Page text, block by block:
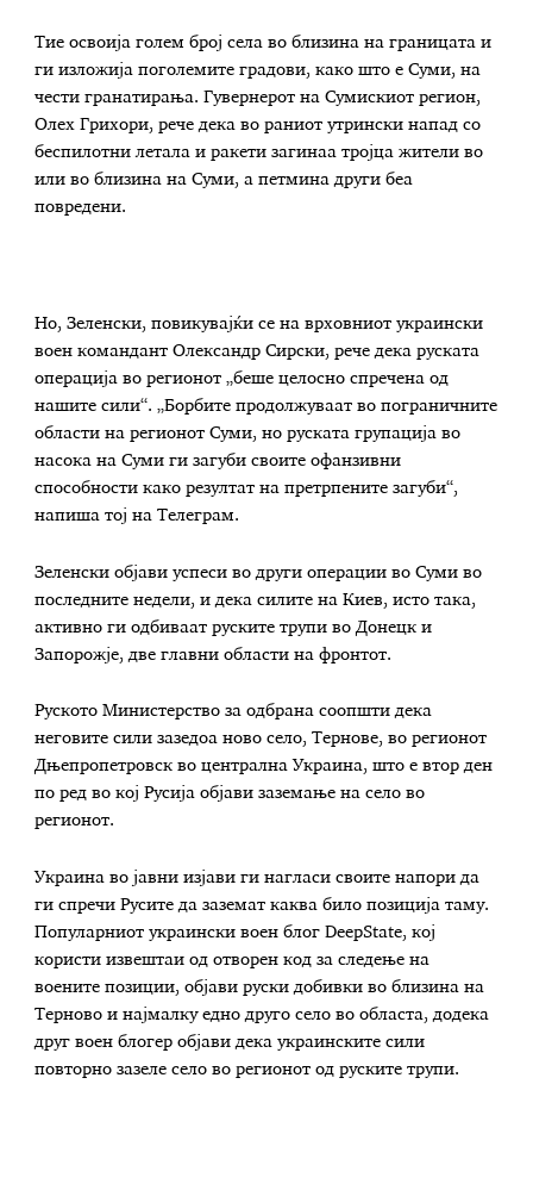
Тие освоија голем број села во близина на границата и
ги изложија поголемите градови, како што е Суми, на
чести гранатирања. Гувернерот на Сумискиот регион,
Олех Грихори, рече дека во раниот утрински напад со
беспилотни летала и ракети загинаа тројца жители во
или во близина на Суми, а петмина други беа
повредени.
Но, Зеленски, повикувајќи се на врховниот украински
воен командант Олександр Сирски, рече дека руската
операција во регионот „беше целосно спречена од
нашите сили“. „Борбите продолжуваат во пограничните
области на регионот Суми, но руската групација во
насока на Суми ги загуби своите офанзивни
способности како резултат на претрпените загуби“,
напиша тој на Телеграм.
Зеленски објави успеси во други операции во Суми во
последните недели, и дека силите на Киев, исто така,
активно ги одбиваат руските трупи во Донецк и
Запорожје, две главни области на фронтот.
Руското Министерство за одбрана соопшти дека
неговите сили зазедоа ново село, Тернове, во регионот
Дњепропетровск во централна Украина, што е втор ден
по ред во кој Русија објави заземање на село во
регионот.
Украина во јавни изјави ги нагласи своите напори да
ги спречи Русите да заземат каква било позиција таму.
Популарниот украински воен блог DeepState, кој
користи извештаи од отворен код за следење на
воените позиции, објави руски добивки во близина на
Терново и најмалку едно друго село во областа, додека
друг воен блогер објави дека украинските сили
повторно зазеле село во регионот од руските трупи.